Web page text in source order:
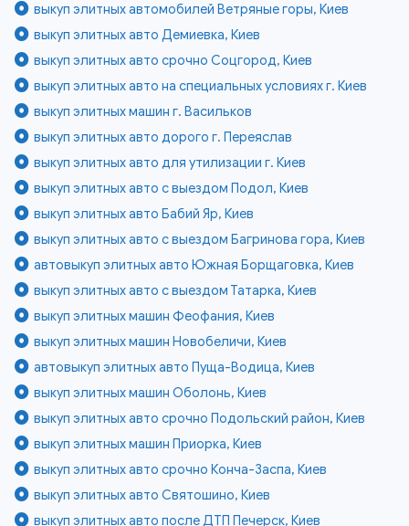
выкуп элитных автомобилей Ветряные горы, Киев
выкуп элитных авто Демиевка, Киев
выкуп элитных авто срочно Соцгород, Киев
выкуп элитных авто на специальных условиях г. Киев
выкуп элитных машин г. Васильков
выкуп элитных авто дорого г. Переяслав
выкуп элитных авто для утилизации г. Киев
выкуп элитных авто с выездом Подол, Киев
выкуп элитных авто Бабий Яр, Киев
выкуп элитных авто с выездом Багринова гора, Киев
автовыкуп элитных авто Южная Борщаговка, Киев
выкуп элитных авто с выездом Татарка, Киев
выкуп элитных машин Феофания, Киев
выкуп элитных машин Новобеличи, Киев
автовыкуп элитных авто Пуща-Водица, Киев
выкуп элитных машин Оболонь, Киев
выкуп элитных авто срочно Подольский район, Киев
выкуп элитных машин Приорка, Киев
выкуп элитных авто срочно Конча-Заспа, Киев
выкуп элитных авто Святошино, Киев
выкуп элитных авто после ДТП Печерск, Киев